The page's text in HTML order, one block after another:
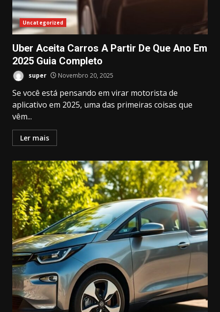
Uncategorized
Uber Aceita Carros A Partir De Que Ano Em
2025 Guia Completo
super Novembro 20, 2025
Se você está pensando em virar motorista de
aplicativo em 2025, uma das primeiras coisas que
vêm...
Ler mais